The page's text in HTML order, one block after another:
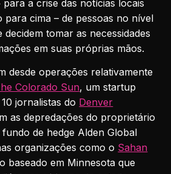
a crise das notícias locais
para cima – de pessoas no nível
decidem tomar as necessidades
em suas próprias mãos.
desde operações relativamente
Colorado Sun, um startup
jornalistas do Denver
as depredações do proprietário
fundo de hedge Alden Global
organizações como o Sahan
baseado em Minnesota que